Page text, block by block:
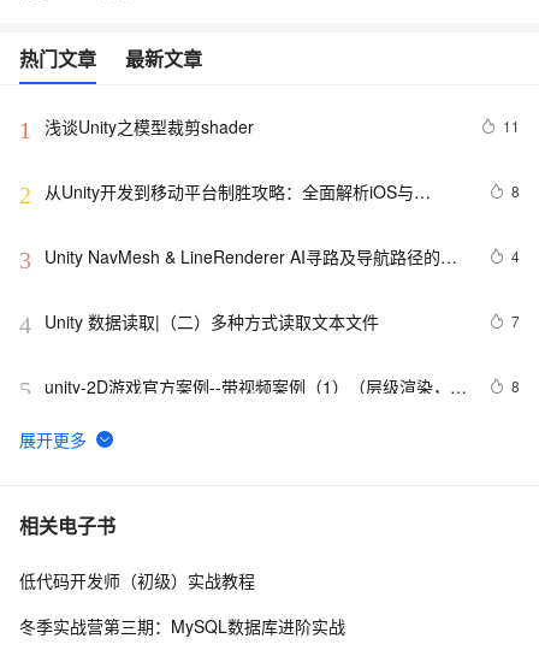
热门文章 最新文章
1 浅谈Unity之模型裁剪shader 11
2
从Unity开发到移动平台制胜攻略：全面解析iOS与
打造爆款手游不是梦——性能优化、广告集成与内购设置
8
3
Unity NavMesh & LineRenderer AI寻路及导航路径的绘
4
4 Unity 数据读取|（二）多种方式读取文本文件 7
5
unity-2D游戏官方案例--带视频案例（1）（层级渲染，物
8
6
构建ASP.NET MVC4+EF5+EasyUI+Unity2.x注入的后台
7 [Unity3d]脚本相互调用以及控制
8 透视与正交之外的奇妙视界：深入解析Unity游戏开发中
秘与技巧
相关电子书
低代码开发师（初级）实战教程
冬季实战营第三期：MySQL数据库进阶实战